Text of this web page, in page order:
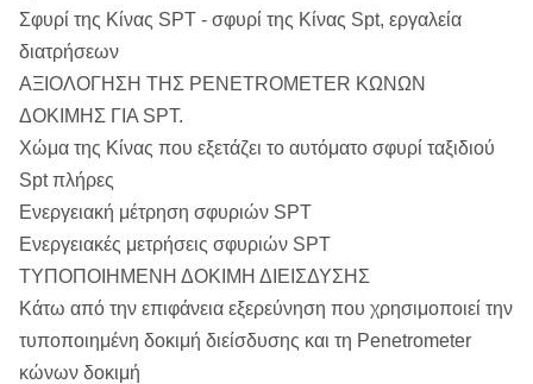
Σφυρί της Κίνας SPT - σφυρί της Κίνας Spt, εργαλεία
διατρήσεων
ΑΞΙΟΛΟΓΗΣΗ ΤΗΣ PENETROMETER ΚΩΝΩΝ
ΔΟΚΙΜΗΣ ΓΙΑ SPT.
Χώμα της Κίνας που εξετάζει το αυτόματο σφυρί ταξιδιού
Spt πλήρες
Ενεργειακή μέτρηση σφυριών SPT
Ενεργειακές μετρήσεις σφυριών SPT
ΤΥΠΟΠΟΙΗΜΕΝΗ ΔΟΚΙΜΗ ΔΙΕΙΣΔΥΣΗΣ
Κάτω από την επιφάνεια εξερεύνηση που χρησιμοποιεί την
τυποποιημένη δοκιμή διείσδυσης και τη Penetrometer
κώνων δοκιμή